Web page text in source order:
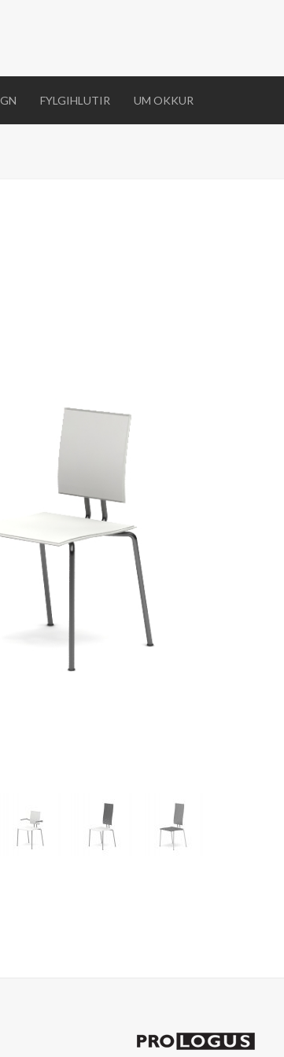
FYLGIHLUTIR UM OKKUR